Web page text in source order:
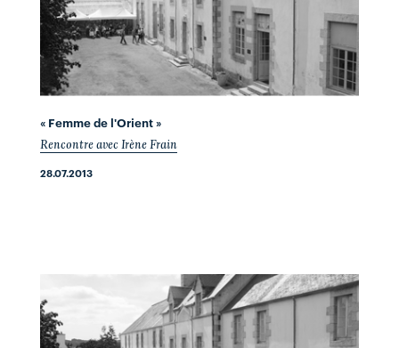
« Femme de l'Orient »
Rencontre avec Irène Frain
28.07.2013